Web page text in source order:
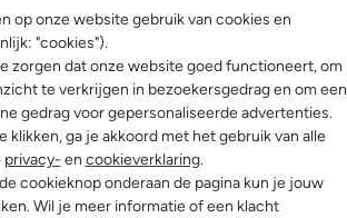
op onze website gebruik van cookies en
"cookies").
zorgen dat onze website goed functioneert, om
te verkrijgen in bezoekersgedrag en om een
gedrag voor gepersonaliseerde advertenties.
klikken, ga je akkoord met het gebruik van alle
privacy- en cookieverklaring.
cookieknop onderaan de pagina kun je jouw
Wil je meer informatie of een klacht
Strijken op maximaal 150 °C
Kan niet in de droogtrommel
Niet chemisch reinigen
Niet bleken